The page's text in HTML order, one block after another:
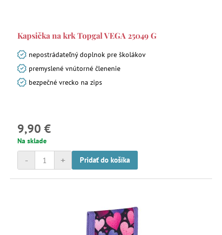
Kapsička na krk Topgal VEGA 25049 G
nepostrádateľný doplnok pre školákov
premyslené vnútorné členenie
bezpečné vrecko na zips
9,90 €
Na sklade
+
- Pridať do košíka